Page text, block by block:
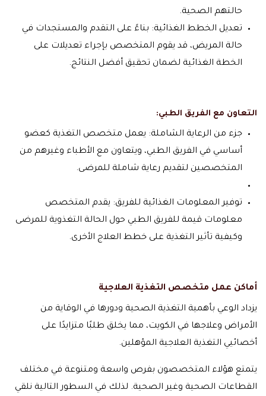
حالتهم الصحية.
تعديل الخطط الغذائية: بناءً على التقدم والمستجدات في
حالة المريض، قد يقوم المتخصص بإجراء تعديلات على
الخطة الغذائية لضمان تحقيق أفضل النتائج.
التعاون مع الفريق الطبي:
جزء من الرعاية الشاملة: يعمل متخصص التغذية كعضو
أساسي في الفريق الطبي، ويتعاون مع الأطباء وغيرهم من
المتخصصين لتقديم رعاية شاملة للمرضى.
توفير المعلومات الغذائية للفريق: يقدم المتخصص
معلومات قيمة للفريق الطبي حول الحالة التغذوية للمرضى
وكيفية تأثير التغذية على خطط العلاج الأخرى.
أماكن عمل متخصص التغذية العلاجية
يزداد الوعي بأهمية التغذية الصحية ودورها في الوقاية من
الأمراض وعلاجها في الكويت، مما يخلق طلبًا متزايدًا على
أخصائيي التغذية العلاجية المؤهلين.
يتمتع هؤلاء المتخصصون بفرص واسعة ومتنوعة في مختلف
القطاعات الصحية وغير الصحية. لذلك في السطور التالية نلقي